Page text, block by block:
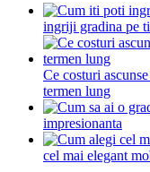
ingriji gradina pe
Ce costuri
termen lung
impresionanta
cel mai elegant